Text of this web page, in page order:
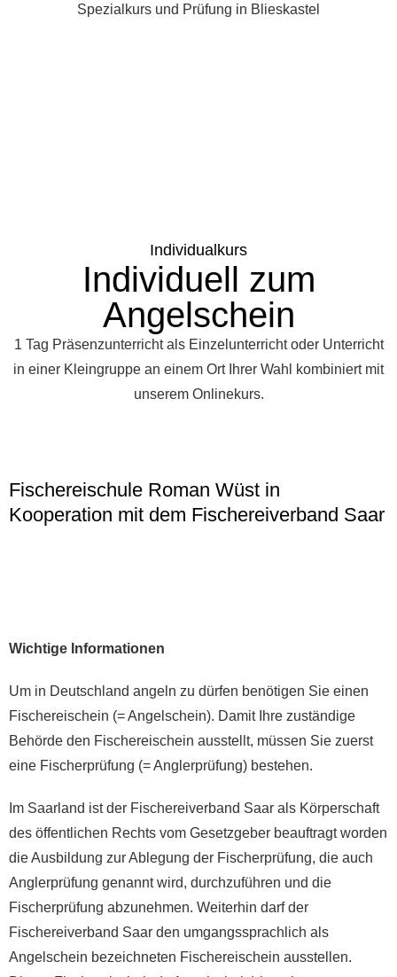
Spezialkurs und Prüfung in Blieskastel
Individualkurs
Individuell zum
Angelschein
1 Tag Präsenzunterricht als Einzelunterricht oder Unterricht
in einer Kleingruppe an einem Ort Ihrer Wahl kombiniert mit
unserem Onlinekurs.
Fischereischule Roman Wüst in
Kooperation mit dem Fischereiverband Saar
Wichtige Informationen
Um in Deutschland angeln zu dürfen benötigen Sie einen
Fischereischein (= Angelschein). Damit Ihre zuständige
Behörde den Fischereischein ausstellt, müssen Sie zuerst
eine Fischerprüfung (= Anglerprüfung) bestehen.
Im Saarland ist der Fischereiverband Saar als Körperschaft
des öffentlichen Rechts vom Gesetzgeber beauftragt worden
die Ausbildung zur Ablegung der Fischerprüfung, die auch
Anglerprüfung genannt wird, durchzuführen und die
Fischerprüfung abzunehmen. Weiterhin darf der
Fischereiverband Saar den umgangssprachlich als
Angelschein bezeichneten Fischereischein ausstellen.